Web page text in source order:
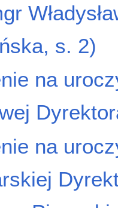
s. 2)
na
na